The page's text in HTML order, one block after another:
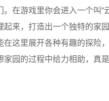
在游戏里你会进入一个叫“
来，打造出一个独特的家
这里展开各种有趣的探险
园的过程中给力相助，真是